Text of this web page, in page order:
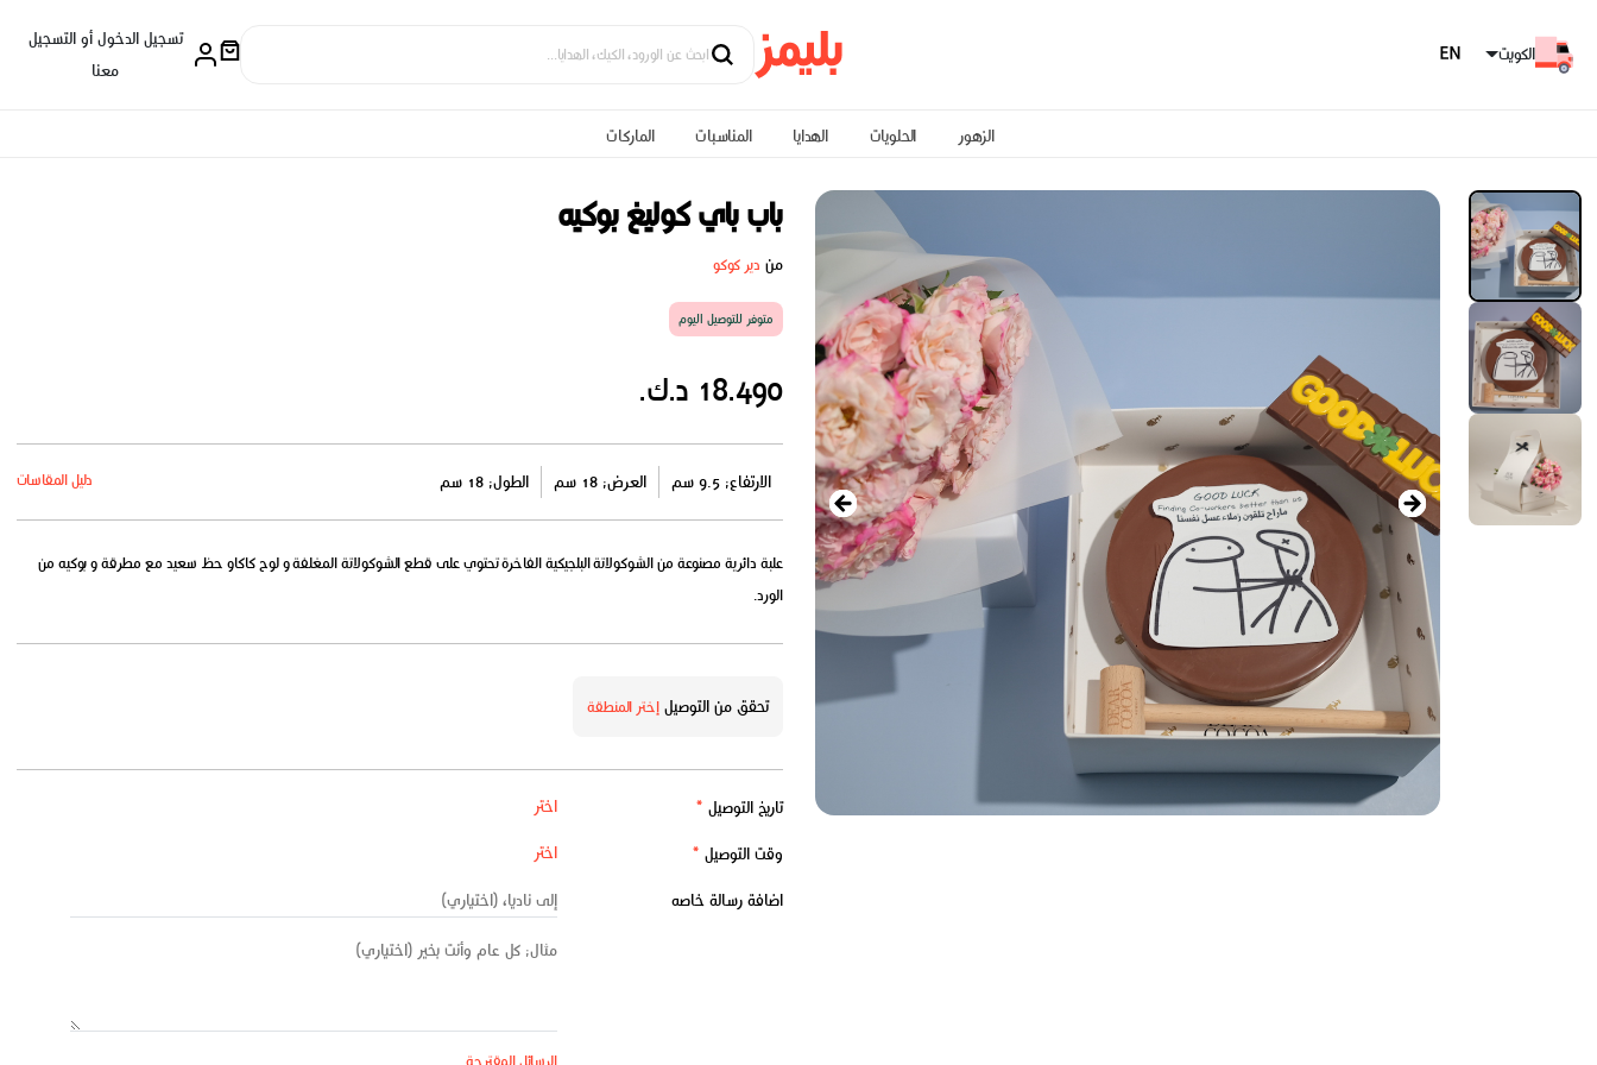
الكويت
تسجيل الدخول أو التسجيل
معنا
الزهور الحلويات الهدايا المناسبات الماركات
باب باي كوليغ بوكيه
من دير كوكو
متوفر للتوصيل اليوم
18.490 د.ك.
الارتفاع: 9.5 سم العرض: 18 سم الطول: 18 سم دليل المقاسات
علبة دائرية مصنوعة من الشوكولاتة البلجيكية الفاخرة تحتوي على قطع الشوكولاتة المغلفة و لوح كاكاو حظ سعيد مع مطرقة و بوكيه من
الورد.
تحقق من التوصيلإختر المنطقة
تاريخ التوصيل *
وقت التوصيل *
اضافة رسالة خاصه
الرسائل المقترحة